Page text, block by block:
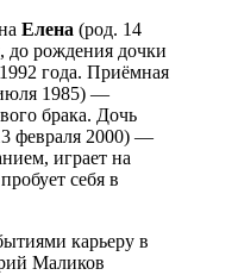
Елена (род. 14
до рождения дочки
года. Приёмная
1985) —
брака. Дочь
февраля 2000) —
играет на
себя в
карьеру в
Маликов